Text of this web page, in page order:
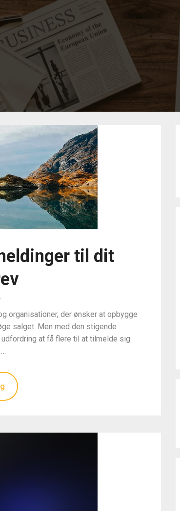
til dit
organisationer, der ønsker at opbygge
salget. Men med den stigende
at få flere til at tilmelde sig